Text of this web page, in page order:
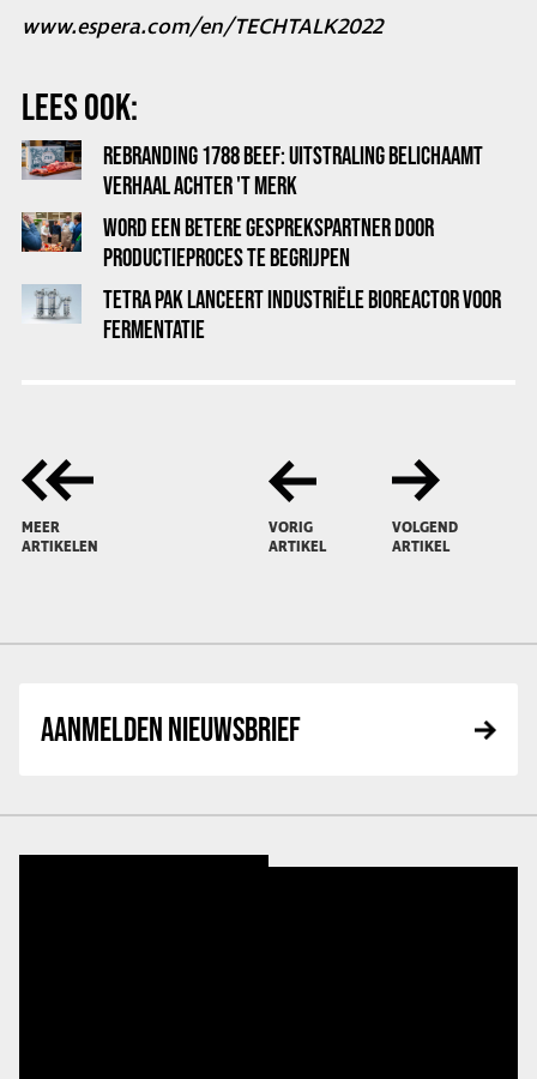
www.espera.com/en/TECHTALK2022
LEES OOK:
REBRANDING 1788 BEEF: UITSTRALING BELICHAAMT
VERHAAL ACHTER 'T MERK
WORD EEN BETERE GESPREKSPARTNER DOOR
PRODUCTIEPROCES TE BEGRIJPEN
TETRA PAK LANCEERT INDUSTRIËLE BIOREACTOR VOOR
FERMENTATIE
MEER
ARTIKELEN
VORIG
ARTIKEL
VOLGEND
ARTIKEL
AANMELDEN NIEUWSBRIEF